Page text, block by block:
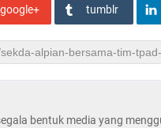
google+ tumblr
bentuk media yang